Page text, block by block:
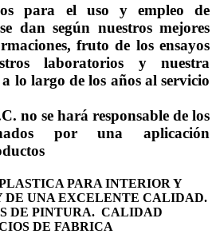
para el uso y empleo de
dan según nuestros mejores
fruto de los ensayos
laboratorios y nuestra
lo largo de los años al servicio
no se hará responsable de los
por una aplicación
PARA INTERIOR Y
DE UNA EXCELENTE CALIDAD.
DE PINTURA. CALIDAD
DE FABRICA